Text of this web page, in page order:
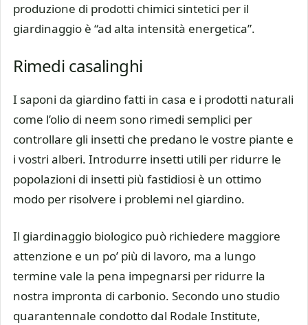
produzione di prodotti chimici sintetici per il
giardinaggio è “ad alta intensità energetica”.
Rimedi casalinghi
I saponi da giardino fatti in casa e i prodotti naturali
come l’olio di neem sono rimedi semplici per
controllare gli insetti che predano le vostre piante e
i vostri alberi. Introdurre insetti utili per ridurre le
popolazioni di insetti più fastidiosi è un ottimo
modo per risolvere i problemi nel giardino.
Il giardinaggio biologico può richiedere maggiore
attenzione e un po’ più di lavoro, ma a lungo
termine vale la pena impegnarsi per ridurre la
nostra impronta di carbonio. Secondo uno studio
quarantennale condotto dal Rodale Institute,